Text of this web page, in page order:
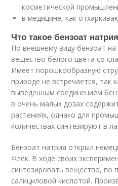
косметической
в медицине, как
Что такое бензоат
По внешнему виду бензоат
вещество белого цвета со
Имеет порошкообразную
природе не встречается, так
выведенным соединением
в очень малых дозах
растениях, однако для
количествах синтезируют в
Бензоат натрия открыл
Флек. В ходе своих
синтезировать вещество, по
салициловой кислотой.